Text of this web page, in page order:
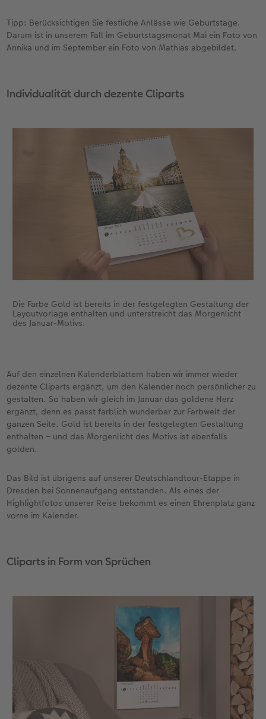
Tipp: Berücksichtigen Sie festliche Anlässe wie Geburtstage.
Darum ist in unserem Fall im Geburtstagsmonat Mai ein Foto von
Annika und im September ein Foto von Mathias abgebildet.
Individualität durch dezente Cliparts
Die Farbe Gold ist bereits in der festgelegten Gestaltung der
Layoutvorlage enthalten und unterstreicht das Morgenlicht
des Januar-Motivs.
Auf den einzelnen Kalenderblättern haben wir immer wieder
dezente Cliparts ergänzt, um den Kalender noch persönlicher zu
gestalten. So haben wir gleich im Januar das goldene Herz
ergänzt, denn es passt farblich wunderbar zur Farbwelt der
ganzen Seite. Gold ist bereits in der festgelegten Gestaltung
enthalten – und das Morgenlicht des Motivs ist ebenfalls
golden.
Das Bild ist übrigens auf unserer Deutschlandtour-Etappe in
Dresden bei Sonnenaufgang entstanden. Als eines der
Highlightfotos unserer Reise bekommt es einen Ehrenplatz ganz
vorne im Kalender.
Cliparts in Form von Sprüchen